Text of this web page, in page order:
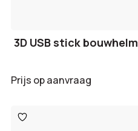
3D USB stick bouwhelm
Prijs op aanvraag
Toevoegen
aan